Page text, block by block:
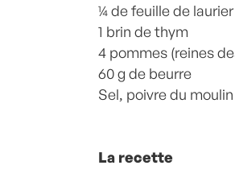
¼ de feuille de laurier
1 brin de thym
4 pommes (reines
60 g de beurre
Sel, poivre du moulin
La recette